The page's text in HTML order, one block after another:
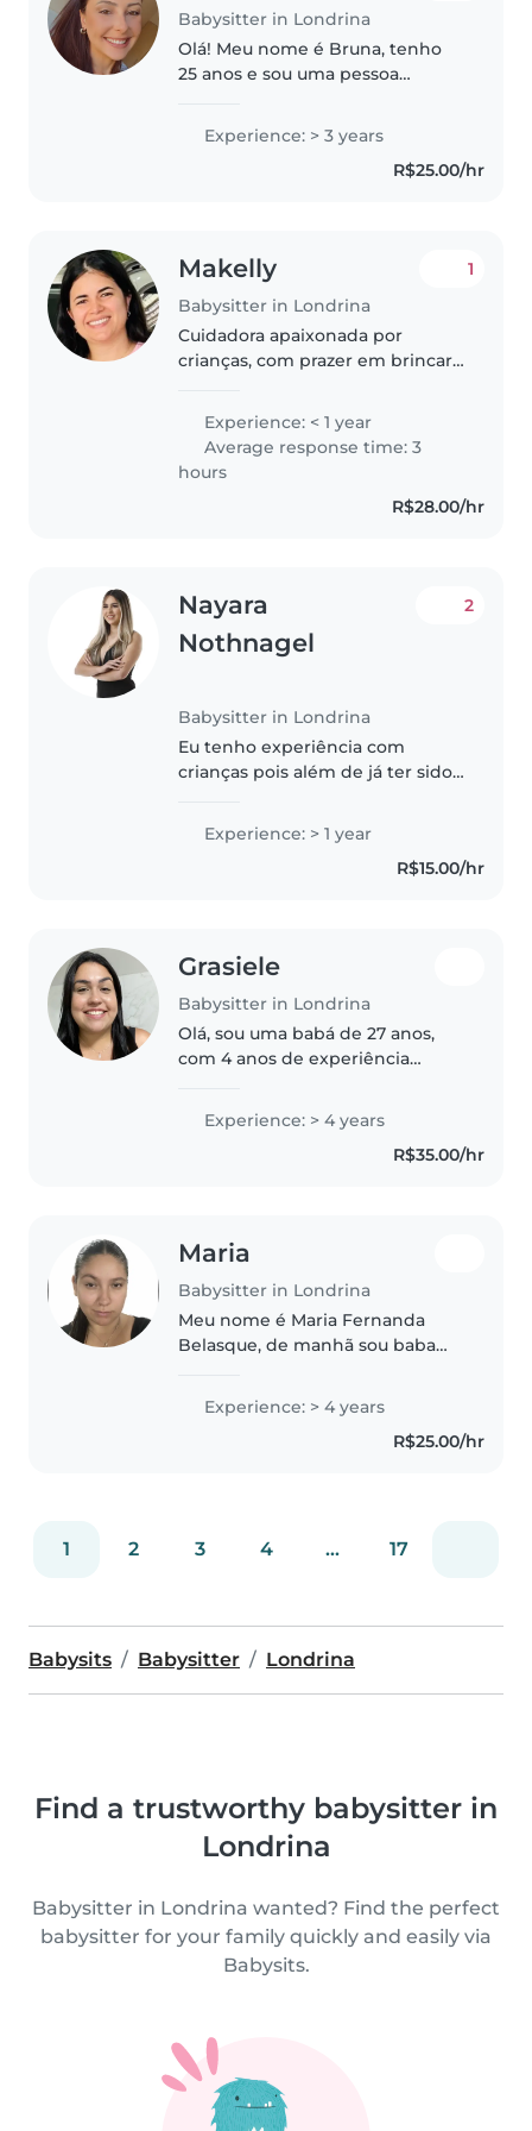
Babysitter in Londrina
Olá! Meu nome é Bruna, tenho
25 anos e sou uma pessoa
carinhosa com crianças. Sempre
fui cuidadosa e paciente,
valorizando o respeito, a rotina e
Experience: > 3 years
R$25.00/hr
Makelly
Babysitter in Londrina
1
Cuidadora apaixonada por
crianças, com prazer em brincar,
crescimento e a diversão dos
pequenos.
Experience: < 1 year
Average response time: 3
hours
R$28.00/hr
Nayara
Nothnagel
Babysitter in Londrina
2
Eu tenho experiência com
crianças pois além de já ter sido
meu irmão mais novo, gosto
bastante de crianças assim como
Experience: > 1 year
R$15.00/hr
Grasiele
Babysitter in Londrina
Olá, sou uma babá de 27 anos,
com 4 anos de experiência
escola primária. Sou faladora,
amigável e divertida, e tenho
habilidades em desenho, leitura..
Experience: > 4 years
R$35.00/hr
Maria
Babysitter in Londrina
Meu nome é Maria Fernanda
Belasque, de manhã sou baba
trabalho na área de
Pedagogia(13:00-19:00). Então a
minhas disponibilidade é noites
Experience: > 4 years
R$25.00/hr
1 2 3 4 ... 17
Babysits Babysitter Londrina
Find a trustworthy babysitter in
Londrina
Babysitter in Londrina wanted? Find the perfect
babysitter for your family quickly and easily via
Babysits.